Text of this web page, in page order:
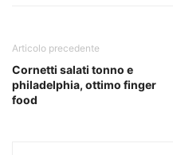
Articolo precedente
Cornetti salati tonno e
philadelphia, ottimo finger
food